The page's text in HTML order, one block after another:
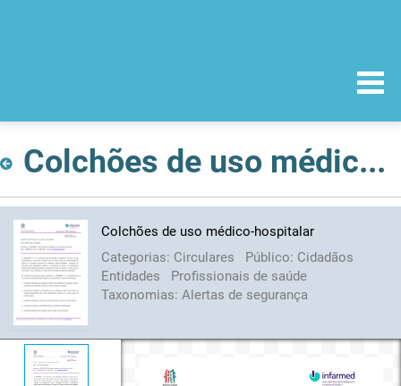
Colchões de uso médico-hospitalar
Colchões de uso médico-hospitalar
Categorias: Circulares Público: Cidadãos
Entidades
Profissionais de saúde
Taxonomias: Alertas de segurança